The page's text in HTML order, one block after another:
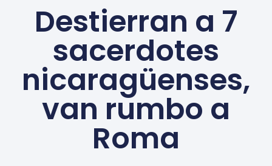
Destierran a 7
sacerdotes
nicaragüenses,
van rumbo a
Roma